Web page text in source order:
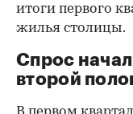
итоги первого
жилья столицы.
Спрос начал
второй